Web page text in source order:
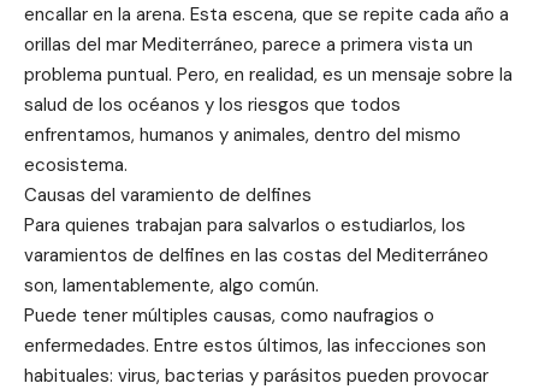
encallar en la arena. Esta escena, que se repite cada año a
orillas del mar Mediterráneo, parece a primera vista un
problema puntual. Pero, en realidad, es un mensaje sobre la
salud de los océanos y los riesgos que todos
enfrentamos, humanos y animales, dentro del mismo
ecosistema.
Causas del varamiento de delfines
Para quienes trabajan para salvarlos o estudiarlos, los
varamientos de delfines en las costas del Mediterráneo
son, lamentablemente, algo común.
Puede tener múltiples causas, como naufragios o
enfermedades. Entre estos últimos, las infecciones son
habituales: virus, bacterias y parásitos pueden provocar